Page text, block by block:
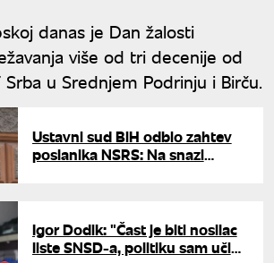
danas je Dan žalosti
više od tri decenije od
u Srednjem Podrinju i Birču.
Ustavni sud BiH odbio zahtev
poslanika NSRS: Na snazi
Igor Dodik: "Čast je biti nosilac
liste SNSD-a, politiku sam učio